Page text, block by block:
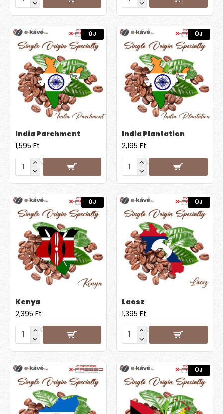
ÚJ
India Parchment
1,595 Ft
ÚJ
India Plantation
2,195 Ft
ÚJ
Kenya
2,395 Ft
ÚJ
Laosz
1,395 Ft
ÚJ